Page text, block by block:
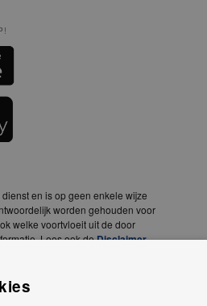
en is op geen enkele wijze
worden gehouden voor
welke voortvloeit uit de door
Lees ook deDisclaimer.